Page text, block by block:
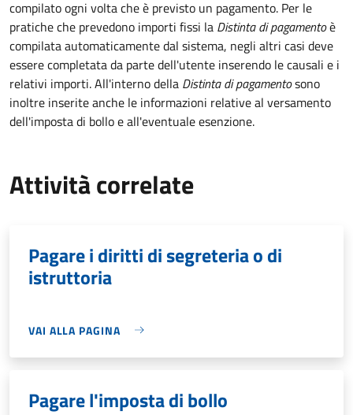
compilato ogni volta che è previsto un pagamento. Per le
pratiche che prevedono importi fissi la Distinta di pagamentoè
compilata automaticamente dal sistema, negli altri casi deve
essere completata da parte dell'utente inserendo le causali e i
relativi importi.All'interno della Distinta di pagamentosono
inoltre inserite anche le informazioni relative al versamento
dell'imposta di bollo e all'eventuale esenzione.
Attività correlate
Pagare i diritti di segreteria o di
istruttoria
VAI ALLA PAGINA
Pagare l'imposta di bollo